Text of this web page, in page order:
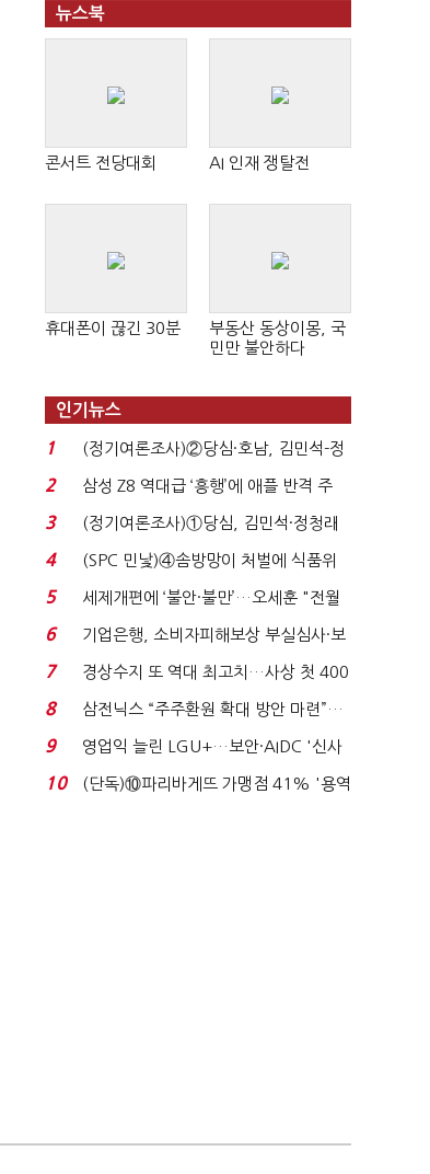
뉴스북
콘서트 전당대회 AI 인재 쟁탈전
휴대폰이 끊긴 30분
부동산 동상이몽, 국
민만 불안하다
인기뉴스
1
(정기여론조사)②당심·호남, 김민석-정
청래 '초접전'...
2
삼성 Z8 역대급 ‘흥행’에 애플 반격 주
목…9월 ‘폴...
3
(정기여론조사)①당심, 김민석·정청래
'초접전'…대통령 ...
4
(SPC 민낯)④솜방망이 처벌에 식품위
생법 위반 반복...
5
세제개편에 ‘불안·불만’…오세훈 "전월
세 구하기 더 ...
6
기업은행, 소비자피해보상 부실심사·보
이스피싱 공시 ...
7
경상수지 또 역대 최고치…사상 첫 400
억달러에 '3% 성...
8
삼전닉스 “주주환원 확대 방안 마련”…
로이터에 성명...
9
영업익 늘린 LGU+…보안·AIDC '신사
업 드라이브'...
10
(단독)⑩파리바게뜨 가맹점 41% '용역